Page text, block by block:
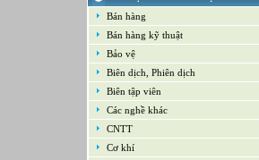
Nhân viên cao cấp NPD - Phát triển sản
phẩm mới
16-09-2022
Giám sát Mua hàng
16-09-2022
Chuyên viên CNTT /Bộ phận Hỗ trợ &
Hệ thống
16-09-2022
Trưởng bộ phận Kho
Bán hàng
Bán hàng kỹ thuật
Bảo vệ
Biên dịch, Phiên dịch
Biên tập viên
Các nghề khác
CNTT
Cơ khí